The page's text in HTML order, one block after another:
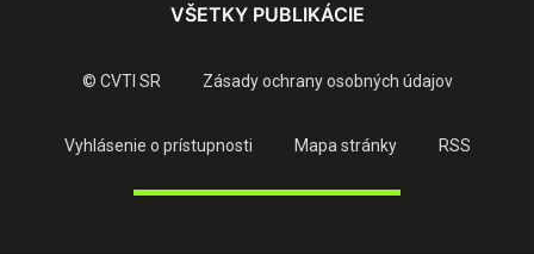
VŠETKY PUBLIKÁCIE
© CVTI SR Zásady ochrany osobných údajov
Vyhlásenie o prístupnosti Mapa stránky RSS